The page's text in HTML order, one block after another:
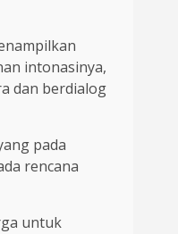
intonasinya,
dan berdialog
pada
rencana
untuk